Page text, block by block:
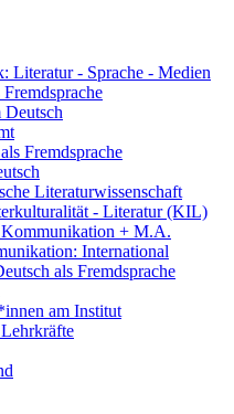
Literatur - Sprache - Medien
Deutsch
Fremdsprache
Literaturwissenschaft
- Literatur (KIL)
+ M.A.
International
als Fremdsprache
am Institut